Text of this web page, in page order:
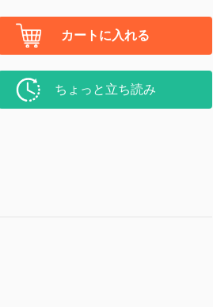
カートに入れる
ちょっと立ち読み